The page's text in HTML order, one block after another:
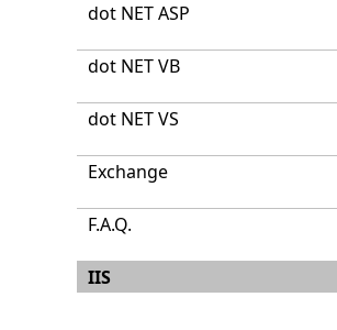
dot NET ASP
dot NET VB
dot NET VS
Exchange
F.A.Q.
IIS